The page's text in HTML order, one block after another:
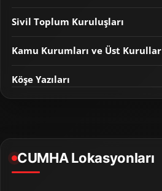
Sivil Toplum Kuruluşları
Kamu Kurumları ve Üst Kurullar
Köşe Yazıları
CUMHA Lokasyonları